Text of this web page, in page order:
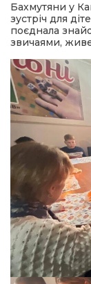
політика
місія
Бахмутяни у
зустріч для
поєднала
звичаями, живе